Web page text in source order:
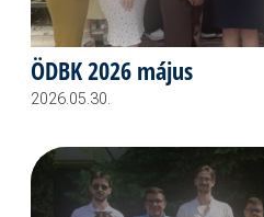
ÖDBK 2026 május
2026.05.30.